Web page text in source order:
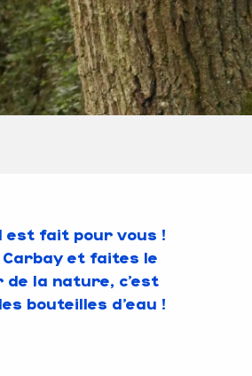
est fait pour vous !
Carbay et faites le
la nature, c’est
bouteilles d’eau !